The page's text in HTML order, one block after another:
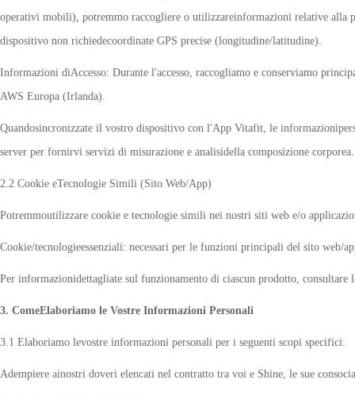
operativi mobili), potremmo raccogliere o utilizzareinformazioni relative alla
dispositivo non richiedecoordinate GPS precise (longitudine/latitudine).
Informazioni diAccesso: Durante l'accesso, raccogliamo e conserviamo
AWS Europa (Irlanda).
Quandosincronizzate il vostro dispositivo con l'App Vitafit, le
server per fornirvi servizi di misurazione e analisidella composizione corporea.
2.2 Cookie eTecnologie Simili (Sito Web/App)
Potremmoutilizzare cookie e tecnologie simili nei nostri siti web e/o
Cookie/tecnologieessenziali: necessari per le funzioni principali del sito web/
Per informazionidettagliate sul funzionamento di ciascun prodotto, consultare
3. ComeElaboriamo le Vostre Informazioni Personali
3.1 Elaboriamo levostre informazioni personali per i seguenti scopi specifici:
Adempiere ainostri doveri elencati nel contratto tra voi e Shine, le sue